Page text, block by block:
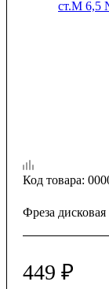
Код товара:
Фреза
449 ₽